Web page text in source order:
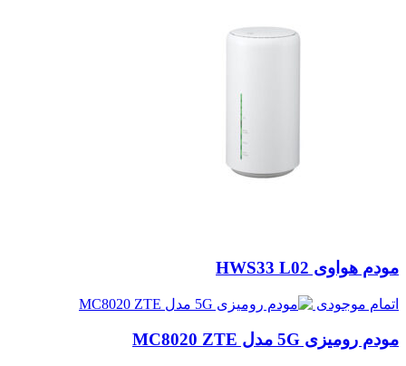
مودم هواوی HWS33 L02
اتمام موجودی
مودم رومیزی 5G مدل MC8020 ZTE